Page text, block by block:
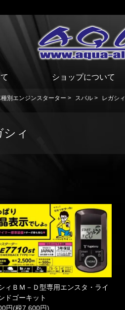
ショップについて
別エンジンスターター > スバル > レガシィ
ィ
ィＢＭ－Ｄ型専用エンスタ・ライ
ドゴーキット
円(税7,600円)